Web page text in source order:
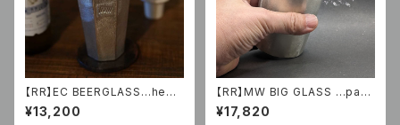
【RR】EC BEERGLASS…hept
agon
¥13,200
【RR】MW BIG GLASS …patt
ernless
¥17,820